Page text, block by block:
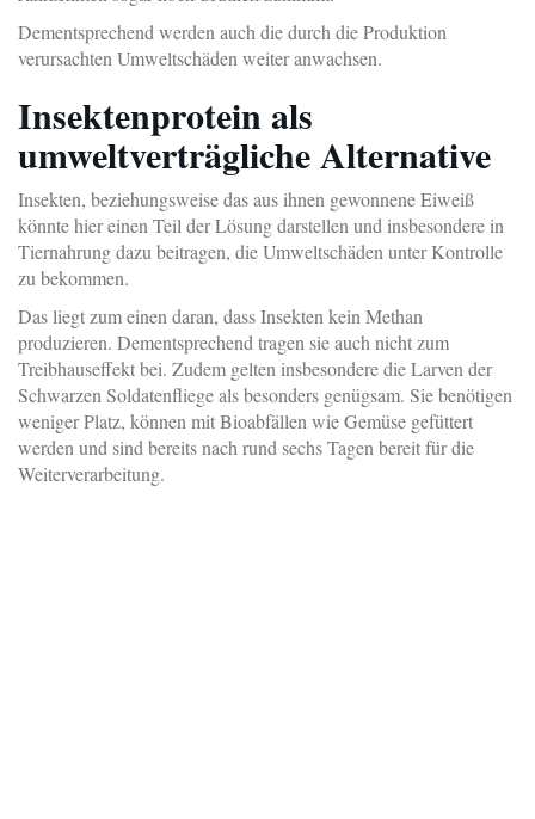
Dementsprechend werden auch die durch die Produktion
verursachten Umweltschäden weiter anwachsen.
Insektenprotein als
umweltverträgliche Alternative
Insekten, beziehungsweise das aus ihnen gewonnene Eiweiß
könnte hier einen Teil der Lösung darstellen und insbesondere in
Tiernahrung dazu beitragen, die Umweltschäden unter Kontrolle
zu bekommen.
Das liegt zum einen daran, dass Insekten kein Methan
produzieren. Dementsprechend tragen sie auch nicht zum
Treibhauseffekt bei. Zudem gelten insbesondere die Larven der
Schwarzen Soldatenfliege als besonders genügsam. Sie benötigen
weniger Platz, können mit Bioabfällen wie Gemüse gefüttert
werden und sind bereits nach rund sechs Tagen bereit für die
Weiterverarbeitung.